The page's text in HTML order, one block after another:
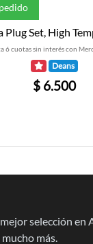
6 cuotas sin interés con
Deans
$ 6.500
selección en
más.